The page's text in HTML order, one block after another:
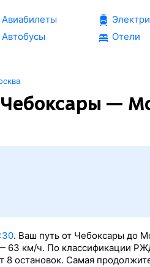
Авиабилеты
Автобусы
Отели
—
. Ваш путь от Чебоксары до
63 км/ч. По классификации
остановок. Самая